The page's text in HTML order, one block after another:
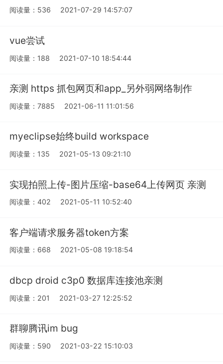
阅读量：536 2021-07-29 14:57:07
vue尝试
阅读量：188 2021-07-10 18:54:44
亲测 https 抓包网页和app_另外弱网络制作
阅读量：7885 2021-06-11 11:01:56
myeclipse始终build workspace
阅读量：135 2021-05-13 09:21:10
实现拍照上传-图片压缩-base64上传网页 亲测
阅读量：402 2021-05-11 10:52:40
客户端请求服务器token方案
阅读量：668 2021-05-08 19:18:54
dbcp droid c3p0 数据库连接池亲测
阅读量：201 2021-03-27 12:25:52
群聊腾讯im bug
阅读量：590 2021-03-22 15:10:03